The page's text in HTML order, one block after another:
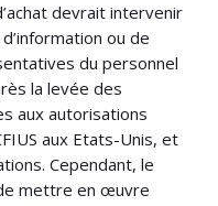
devrait intervenir
ou de
du personnel
la levée des
aux autorisations
aux Etats-Unis, et
Cependant, le
mettre en œuvre